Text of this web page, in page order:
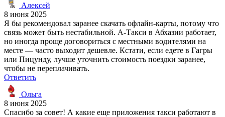
Алексей
8 июня 2025
Я бы рекомендовал заранее скачать офлайн-карты, потому что
связь может быть нестабильной. А-Такси в Абхазии работает,
но иногда проще договориться с местными водителями на
месте — часто выходит дешевле. Кстати, если едете в Гагры
или Пицунду, лучше уточнить стоимость поездки заранее,
чтобы не переплачивать.
Ответить
Ольга
8 июня 2025
Спасибо за совет! А какие еще приложения такси работают в